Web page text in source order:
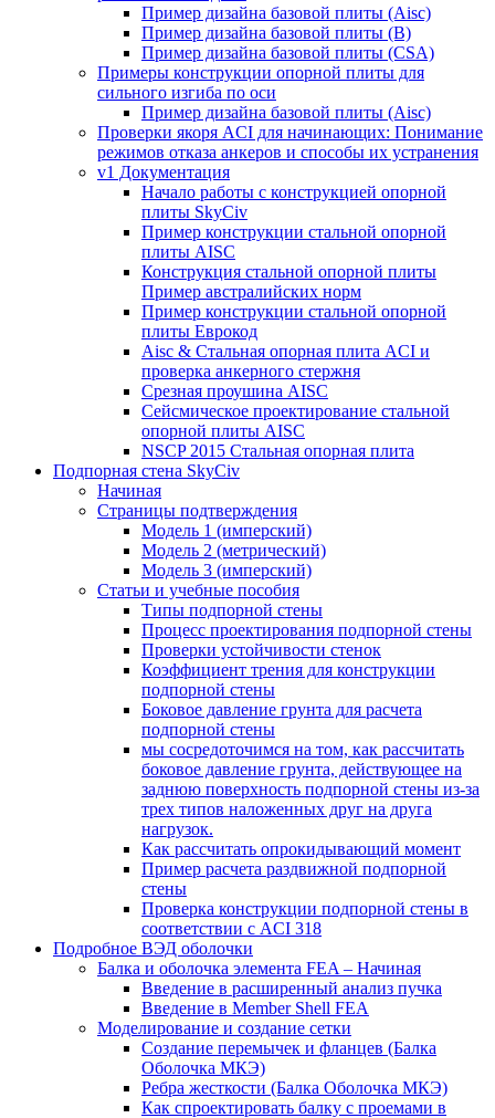
Пример дизайна базовой плиты (Aisc)
Пример дизайна базовой плиты (В)
Пример дизайна базовой плиты (CSA)
Примеры конструкции опорной плиты для
сильного изгиба по оси
Пример дизайна базовой плиты (Aisc)
Проверки якоря ACI для начинающих: Понимание
режимов отказа анкеров и способы их устранения
v1 Документация
Начало работы с конструкцией опорной
плиты SkyCiv
Пример конструкции стальной опорной
плиты AISC
Конструкция стальной опорной плиты
Пример австралийских норм
Пример конструкции стальной опорной
плиты Еврокод
Aisc & Стальная опорная плита ACI и
проверка анкерного стержня
Срезная проушина AISC
Сейсмическое проектирование стальной
опорной плиты AISC
NSCP 2015 Стальная опорная плита
Подпорная стена SkyCiv
Начиная
Страницы подтверждения
Модель 1 (имперский)
Модель 2 (метрический)
Модель 3 (имперский)
Статьи и учебные пособия
Типы подпорной стены
Процесс проектирования подпорной стены
Проверки устойчивости стенок
Коэффициент трения для конструкции
подпорной стены
Боковое давление грунта для расчета
подпорной стены
мы сосредоточимся на том, как рассчитать
боковое давление грунта, действующее на
заднюю поверхность подпорной стены из-за
трех типов наложенных друг на друга
нагрузок.
Как рассчитать опрокидывающий момент
Пример расчета раздвижной подпорной
стены
Проверка конструкции подпорной стены в
соответствии с ACI 318
Подробное ВЭД оболочки
Балка и оболочка элемента FEA – Начиная
Введение в расширенный анализ пучка
Введение в Member Shell FEA
Моделирование и создание сетки
Создание перемычек и фланцев (Балка
Оболочка МКЭ)
Ребра жесткости (Балка Оболочка МКЭ)
Как спроектировать балку с проемами в